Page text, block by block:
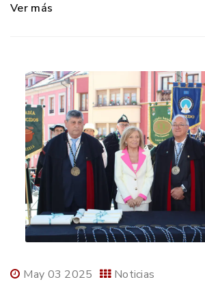
Ver más
May 03 2025 Noticias